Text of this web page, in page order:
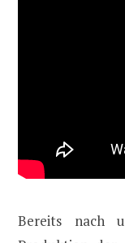
Bereits nach